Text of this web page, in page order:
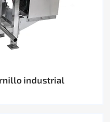
industrial